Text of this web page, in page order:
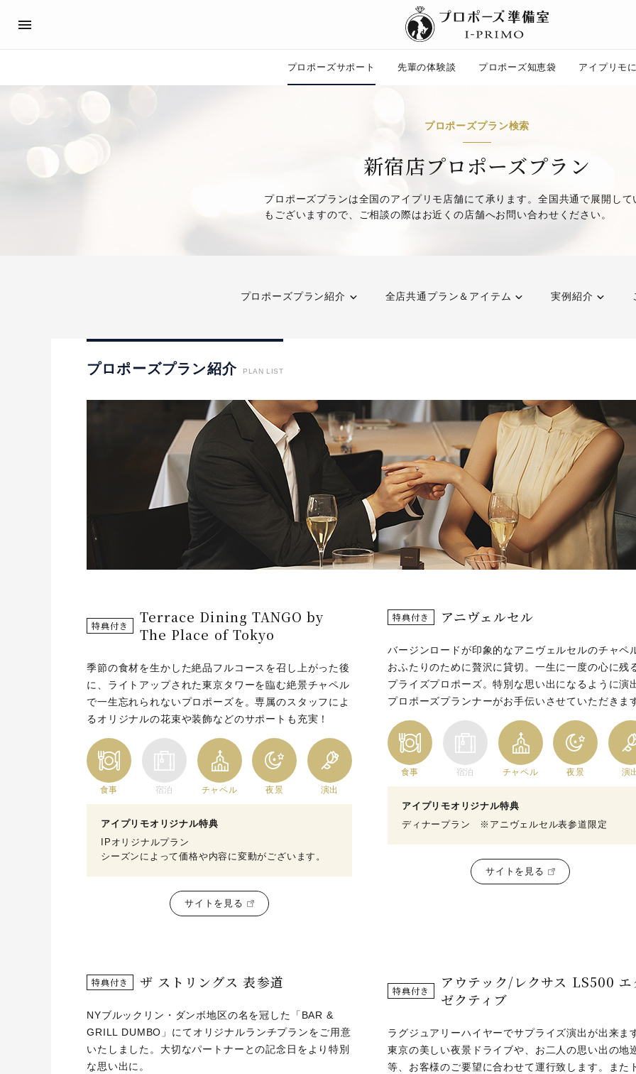
プロポーズサポート 先輩の体験談 プロポーズ知恵袋 アイプリモ
プロポーズプラン検索
新宿店プロポーズプラン
プロポーズプランは全国のアイプリモ店舗にて承ります。全国共通で展開して
もございますので、ご相談の際はお近くの店舗へお問い合わせください。
プロポーズプラン紹介 全店共通プラン＆アイテム 実例紹介
プロポーズプラン紹介 PLAN LIST
特典付き
Terrace Dining TANGO by
The Place of Tokyo
季節の食材を生かした絶品フルコースを召し上がった後
に、ライトアップされた東京タワーを臨む絶景チャペル
で一生忘れられないプロポーズを。専属のスタッフによ
るオリジナルの花束や装飾などのサポートも充実！
食事 宿泊 チャペル 夜景 演出
アイプリモオリジナル特典
IPオリジナルプラン
シーズンによって価格や内容に変動がございます。
サイトを見る
特典付き アニヴェルセル
バージンロードが印象的なアニヴェルセルのチャペ
おふたりのために贅沢に貸切。一生に一度の心に残
プライズプロポーズ。特別な思い出になるように演
プロポーズプランナーがお手伝いさせていただきま
食事 宿泊 チャペル 夜景 演
アイプリモオリジナル特典
ディナープラン ※アニヴェルセル表参道限定
サイトを見る
特典付き ザ ストリングス 表参道
NYブルックリン・ダンボ地区の名を冠した「BAR &
GRILL DUMBO」にてオリジナルランチプランをご用意
いたしました。大切なパートナーとの記念日をより特別
な思い出に。
特典付き
アウテック/レクサス LS500 エ
ゼクティブ
ラグジュアリーハイヤーでサプライズ演出が出来ま
東京の美しい夜景ドライブや、お二人の思い出の地
等、お客様のご要望に合わせて運行致します。また
プロポーズサポート
プロポーズ
スペシャルプロポーズイベント
プロポーズサポート
婚約指輪選び方ガイド
コラム
プロポーズの方法
タイミング
プレゼント
婚約指輪のご購入と
I-PRIMO公式サイト